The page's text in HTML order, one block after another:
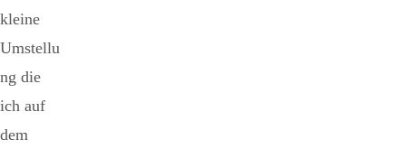
kleine
Umstellu
ng die
ich auf
dem